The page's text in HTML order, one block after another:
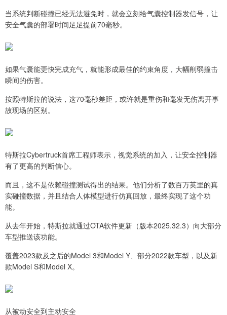
当系统判断碰撞已经无法避免时，就会立刻给气囊控制器发信号，让
安全气囊的部署时间足足提前70毫秒。
如果气囊能更快完成充气，就能形成最佳的约束角度，大幅削弱撞击
瞬间的伤害。
按照特斯拉的说法，这70毫秒差距，或许就是重伤和毫发无伤离开事
故现场的区别。
特斯拉Cybertruck首席工程师表示，视觉系统的加入，让安全控制器
有了更高的判断信心。
而且，这不是依赖碰撞测试得出的结果。他们分析了数百万英里的真
实碰撞数据，并且结合人体模型进行仿真回放，最终实现了这个功
能。
从去年开始，特斯拉就通过OTA软件更新（版本2025.32.3）向大部分
车型推送该功能。
覆盖2023款及之后的Model 3和Model Y、部分2022款车型，以及新
款Model S和Model X。
从被动安全到主动安全